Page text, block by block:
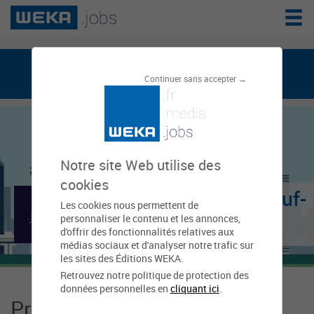
Continuer sans accepter →
Notre site Web utilise des
cookies
Les cookies nous permettent de
personnaliser le contenu et les annonces,
d'offrir des fonctionnalités relatives aux
médias sociaux et d'analyser notre trafic sur
les sites des Éditions WEKA.
Retrouvez notre politique de protection des
données personnelles en cliquant ici.
weka.jobs, le réseau de l'emploi public
Mairie de Châteauneuf-
les-Martigues